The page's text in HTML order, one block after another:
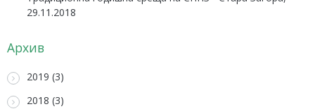
29.11.2018
Архив
2019 (3)
2018 (3)